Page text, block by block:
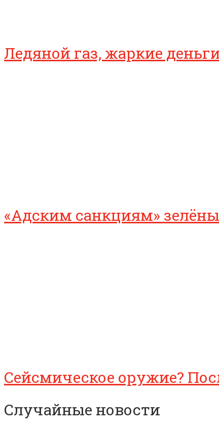
Ледяной газ, жаркие
«Адским санкциям»
Сейсмическое оружие?
Случайные новости